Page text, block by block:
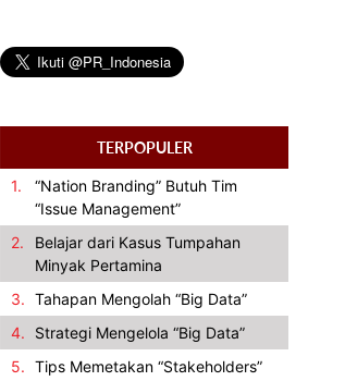
TERPOPULER
1.
“Nation Branding” Butuh Tim
“Issue Management”
2.
Belajar dari Kasus Tumpahan
Minyak Pertamina
3. Tahapan Mengolah “Big Data”
4.
Strategi Mengelola “Big Data”
5. Tips Memetakan “Stakeholders”